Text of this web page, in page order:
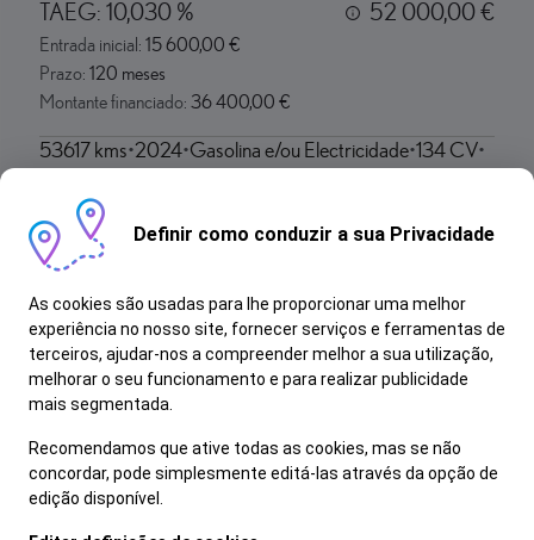
TAEG: 10,030 %
52 000,00 €
Entrada inicial: 15 600,00 €
Prazo: 120 meses
Montante financiado: 36 400,00 €
53617 kms 2024 Gasolina e/ou Electricidade 134 CV
Definir como conduzir a sua Privacidade
As cookies são usadas para lhe proporcionar uma melhor
experiência no nosso site, fornecer serviços e ferramentas de
terceiros, ajudar-nos a compreender melhor a sua utilização,
melhorar o seu funcionamento e para realizar publicidade
mais segmentada.
Recomendamos que ative todas as cookies, mas se não
concordar, pode simplesmente editá-las através da opção de
edição disponível.